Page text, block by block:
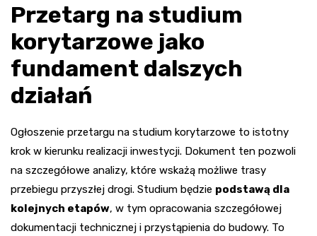
Przetarg na studium
korytarzowe jako
fundament dalszych
działań
Ogłoszenie przetargu na studium korytarzowe to istotny
krok w kierunku realizacji inwestycji. Dokument ten pozwoli
na szczegółowe analizy, które wskażą możliwe trasy
przebiegu przyszłej drogi. Studium będzie podstawą dla
kolejnych etapów, w tym opracowania szczegółowej
dokumentacji technicznej i przystąpienia do budowy. To